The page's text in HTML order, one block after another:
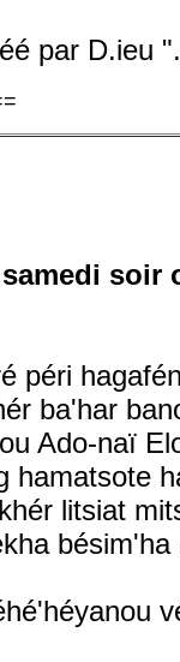
par D.ieu ".
soir
péri
ba'har
Ado-naï
hamatsote
litsiat